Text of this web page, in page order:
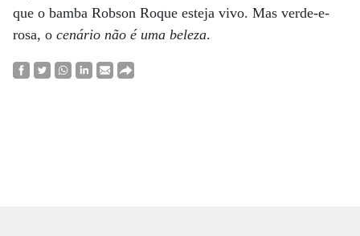
que o bamba Robson Roque esteja vivo. Mas verde-e-
rosa, o cenário não é uma beleza.